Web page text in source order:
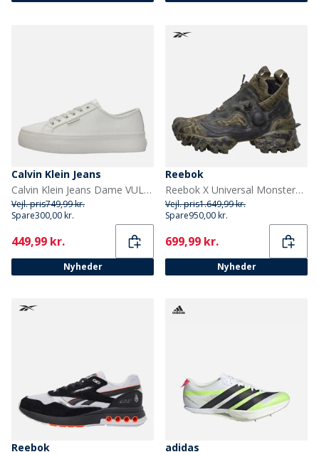
Calvin Klein Jeans
Calvin Klein Jeans Dame VULC flatform træningssko Lily White
Vejl. pris749,99 kr.
Spare300,00 kr.
Current
449,99 kr.
Nyheder
Reebok
Reebok X Universal Monsters Instapump Fury 94 Mid 'Creature From The Black Lagoon' Træningssko Grøn/Grøn/Sort
Vejl. pris1.649,99 kr.
Spare950,00 kr.
Current
699,99 kr.
Nyheder
Reebok
adidas